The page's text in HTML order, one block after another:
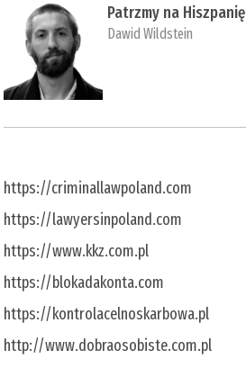
Patrzmy na Hiszpanię
Dawid Wildstein
https://criminallawpoland.com
https://lawyersinpoland.com
https://www.kkz.com.pl
https://blokadakonta.com
https://kontrolacelnoskarbowa.pl
http://www.dobraosobiste.com.pl